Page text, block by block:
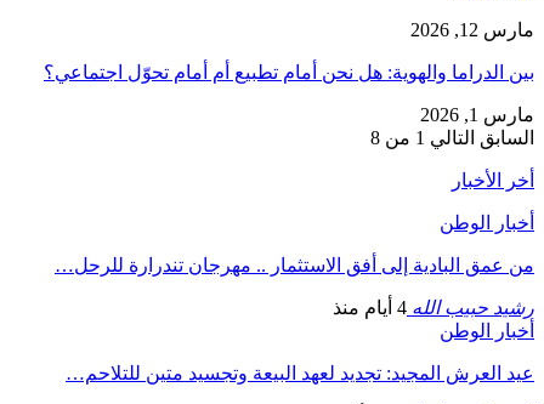
مارس 12, 2026
بين الدراما والهوية: هل نحن أمام تطبيع أم أمام تحوّل اجتماعي؟
مارس 1, 2026
السابق التالي 1 من 8
أخر الأخبار
أخبار الوطن
من عمق البادية إلى أفق الاستثمار .. مهرجان تندرارة للرحل…
رشيد حبيب الله 4 أيام منذ
أخبار الوطن
عيد العرش المجيد: تجديد لعهد البيعة وتجسيد متين للتلاحم…